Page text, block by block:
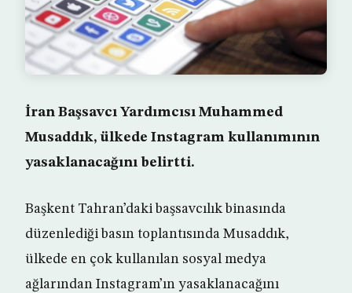
İran Başsavcı Yardımcısı Muhammed
Musaddık, ülkede Instagram kullanımının
yasaklanacağını belirtti.
Başkent Tahran’daki başsavcılık binasında
düzenlediği basın toplantısında Musaddık,
ülkede en çok kullanılan sosyal medya
ağlarından Instagram’ın yasaklanacağını